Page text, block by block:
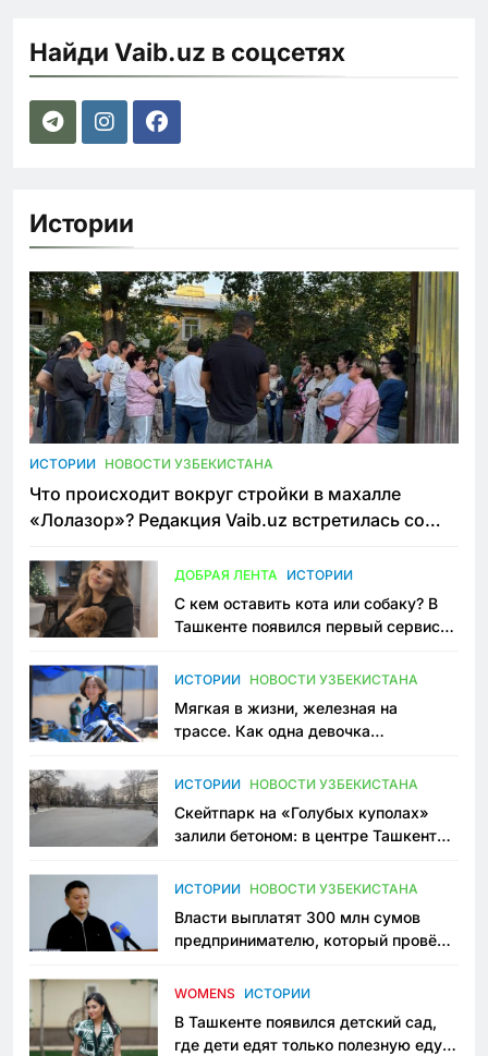
Найди Vaib.uz в соцсетях
Истории
ИСТОРИИ НОВОСТИ УЗБЕКИСТАНА
Что происходит вокруг стройки в махалле
«Лолазор»? Редакция Vaib.uz встретилась со
ДОБРАЯ ЛЕНТА ИСТОРИИ
С кем оставить кота или собаку? В
Ташкенте появился первый сервис
ИСТОРИИ НОВОСТИ УЗБЕКИСТАНА
Мягкая в жизни, железная на
трассе. Как одна девочка
Узбекистане
ИСТОРИИ НОВОСТИ УЗБЕКИСТАНА
Скейтпарк на «Голубых куполах»
залили бетоном: в центре Ташкента
пространство
ИСТОРИИ НОВОСТИ УЗБЕКИСТАНА
Власти выплатят 300 млн сумов
предпринимателю, который провёл
приговору
WOMENS ИСТОРИИ
В Ташкенте появился детский сад,
где дети едят только полезную еду.